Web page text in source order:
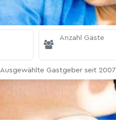
Anzahl Gäste
Ausgewählte Gastgeber seit 2007